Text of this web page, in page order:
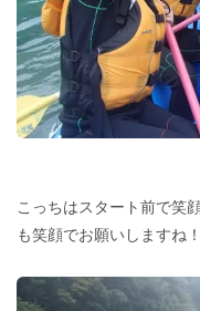
こっちはスタート前で笑
も笑顔でお願いしますね！